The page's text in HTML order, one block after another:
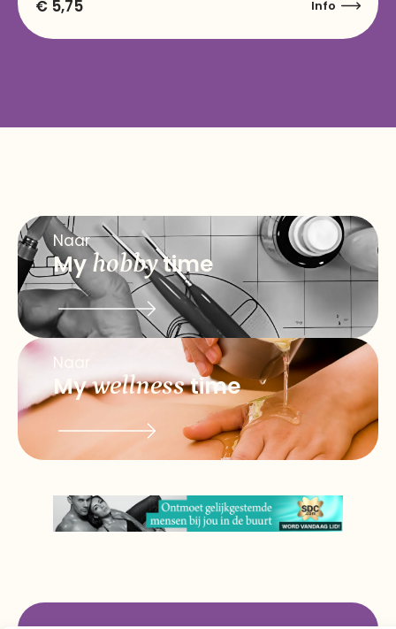
€ 5,75 Info
Naar
Myhobbytime
Naar
Mywellnesstime